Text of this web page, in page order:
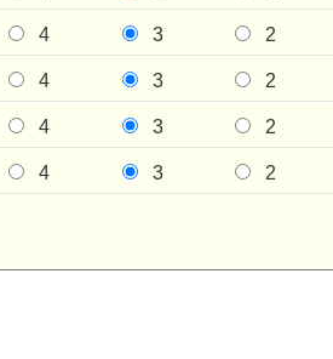
4 3 2
4 3 2
4 3 2
4 3 2